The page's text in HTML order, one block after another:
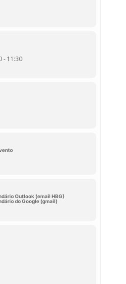
- 11:30
Outlook (email HBG)
do Google (gmail)